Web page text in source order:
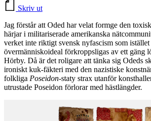
Skriv ut
Jag förstår att Oded har velat formge den
härjar i militariserade amerikanska
verket inte riktigt svensk nyfascism som
övermänniskoideal förkroppsligas av ett gäng
Hörby. Då är det roligare att tänka sig Odeds
ironiskt kuk-fäkteri med den nazistiske
folkliga Poseidon-staty strax utanför
utrustade Poseidon förlorar med hästlängder.